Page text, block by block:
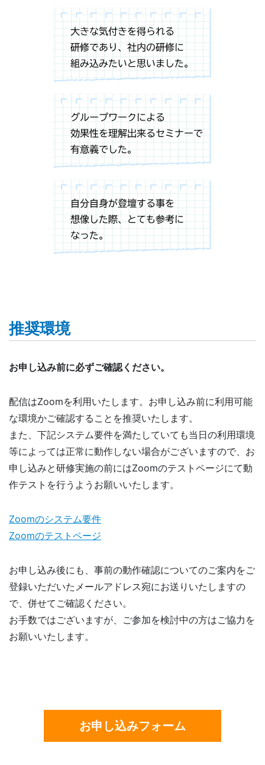
推奨環境
お申し込み前に必ずご確認ください。
配信はZoomを利用いたします。お申し込み前に利用可能
な環境かご確認することを推奨いたします。
また、下記システム要件を満たしていても当日の利用環境
等によっては正常に動作しない場合がございますので、お
申し込みと研修実施の前にはZoomのテストページにて動
作テストを行うようお願いいたします。
Zoomのシステム要件
Zoomのテストページ
お申し込み後にも、事前の動作確認についてのご案内をご
登録いただいたメールアドレス宛にお送りいたしますの
で、併せてご確認ください。
お手数ではございますが、ご参加を検討中の方はご協力を
お願いいたします。
お申し込みフォーム